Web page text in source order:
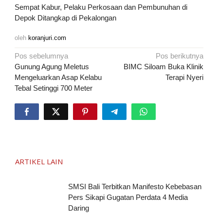
Sempat Kabur, Pelaku Perkosaan dan Pembunuhan di
Depok Ditangkap di Pekalongan
oleh koranjuri.com
Navigasi
pos
Pos sebelumnya
Gunung Agung Meletus
Mengeluarkan Asap Kelabu
Tebal Setinggi 700 Meter
Pos berikutnya
BIMC Siloam Buka Klinik
Terapi Nyeri
ARTIKEL LAIN
SMSI Bali Terbitkan Manifesto Kebebasan
Pers Sikapi Gugatan Perdata 4 Media
Daring